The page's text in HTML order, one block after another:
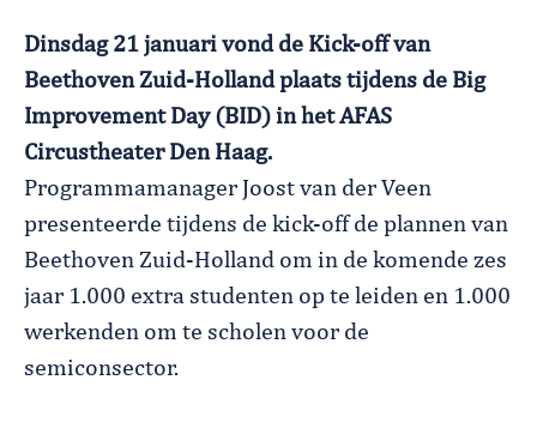
Dinsdag 21 januari vond de Kick-off van
Beethoven Zuid-Holland plaats tijdens de Big
Improvement Day (BID) in het AFAS
Circustheater Den Haag.
Programmamanager Joost van der Veen
presenteerde tijdens de kick-off de plannen van
Beethoven Zuid-Holland om in de komende zes
jaar 1.000 extra studenten op te leiden en 1.000
werkenden om te scholen voor de
semiconsector.